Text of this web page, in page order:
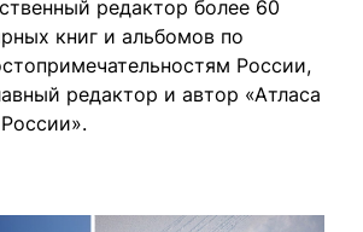
редактор более 60
книг и альбомов по
России,
редактор и автор «Атласа